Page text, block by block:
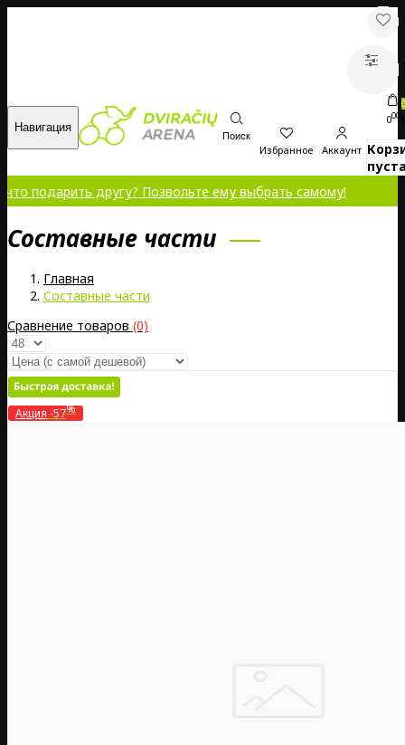
Навигация
Поиск
Избранное Аккаунт
0
000
другу? Позвольте ему выбрать самому!
Составные части
Главная
Составные части
Сравнение товаров (0)
Акция -57%